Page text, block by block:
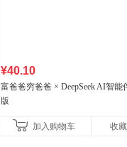
¥40.10
富爸爸穷爸爸 × DeepSeek AI智能
版
加入购物车 收藏